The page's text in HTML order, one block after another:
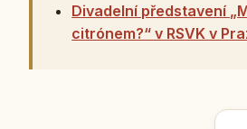
Divadelní představení
citrónem?“ v RSVK v